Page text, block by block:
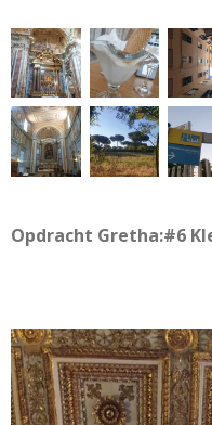
Opdracht Gretha:#6